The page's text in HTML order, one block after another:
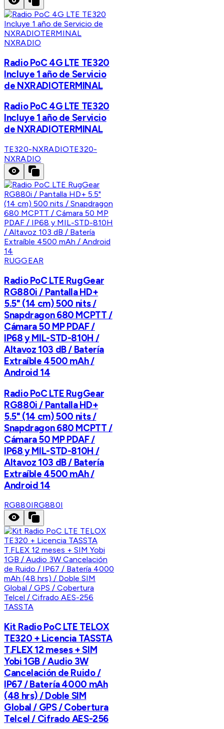
NXRADIO
Radio PoC 4G LTE TE320
Incluye 1 año de Servicio
de NXRADIOTERMINAL
Radio PoC 4G LTE TE320
Incluye 1 año de Servicio
de NXRADIOTERMINAL
TE320-NXRADIOTE320-
NXRADIO
RUGGEAR
Radio PoC LTE RugGear
RG880i / Pantalla HD+
5.5" (14 cm) 500 nits /
Snapdragon 680 MCPTT /
Cámara 50 MP PDAF /
IP68 y MIL-STD-810H /
Altavoz 103 dB / Batería
Extraíble 4500 mAh /
Android 14
Radio PoC LTE RugGear
RG880i / Pantalla HD+
5.5" (14 cm) 500 nits /
Snapdragon 680 MCPTT /
Cámara 50 MP PDAF /
IP68 y MIL-STD-810H /
Altavoz 103 dB / Batería
Extraíble 4500 mAh /
Android 14
RG880IRG880I
TASSTA
Kit Radio PoC LTE TELOX
TE320 + Licencia TASSTA
T.FLEX 12 meses + SIM
Yobi 1GB / Audio 3W
Cancelación de Ruido /
IP67 / Batería 4000 mAh
(48 hrs) / Doble SIM
Global / GPS / Cobertura
Telcel / Cifrado AES-256